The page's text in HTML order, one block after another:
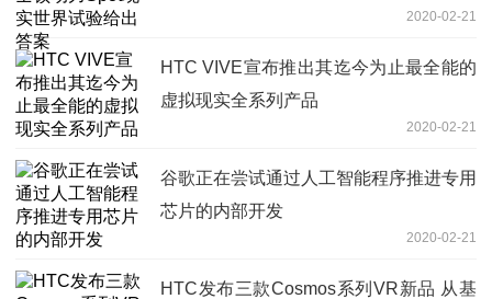
2020-02-21
HTC VIVE宣布推出其迄今为止最全能的
虚拟现实全系列产品
2020-02-21
谷歌正在尝试通过人工智能程序推进专用
芯片的内部开发
2020-02-21
HTC发布三款​Cosmos系列VR新品 从基